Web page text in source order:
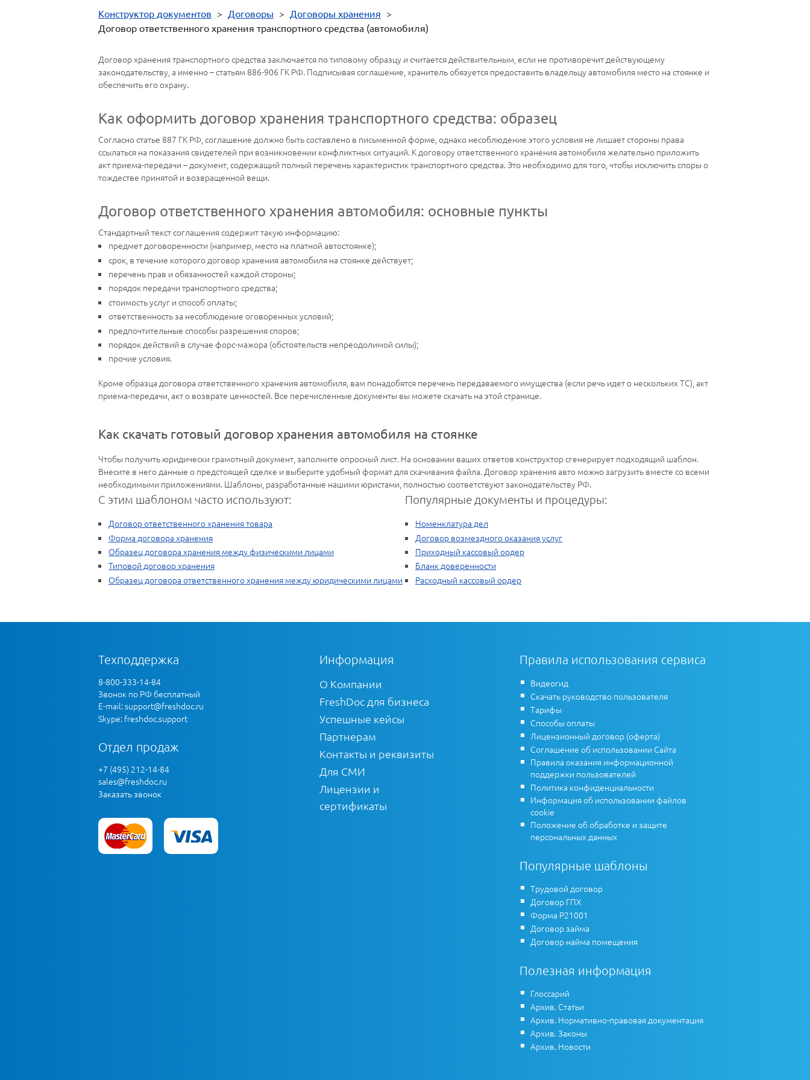
Конструктор документов > Договоры > Договоры хранения >
Договор ответственного хранения транспортного средства (автомобиля)
Договор хранения транспортного средства заключается по типовому образцу и считается действительным, если не противоречит действующему
законодательству, а именно – статьям 886-906 ГК РФ. Подписывая соглашение, хранитель обязуется предоставить владельцу автомобиля место на стоянке и
обеспечить его охрану.
Как оформить договор хранения транспортного средства: образец
Согласно статье 887 ГК РФ, соглашение должно быть составлено в письменной форме, однако несоблюдение этого условия не лишает стороны права
ссылаться на показания свидетелей при возникновении конфликтных ситуаций. К договору ответственного хранения автомобиля желательно приложить
акт приема-передачи – документ, содержащий полный перечень характеристик транспортного средства. Это необходимо для того, чтобы исключить споры о
тождестве принятой и возвращенной вещи.
Договор ответственного хранения автомобиля: основные пункты
Стандартный текст соглашения содержит такую информацию:
предмет договоренности (например, место на платной автостоянке);
срок, в течение которого договор хранения автомобиля на стоянке действует;
перечень прав и обязанностей каждой стороны;
порядок передачи транспортного средства;
стоимость услуг и способ оплаты;
ответственность за несоблюдение оговоренных условий;
предпочтительные способы разрешения споров;
порядок действий в случае форс-мажора (обстоятельств непреодолимой силы);
прочие условия.
Кроме образца договора ответственного хранения автомобиля, вам понадобятся перечень передаваемого имущества (если речь идет о нескольких ТС), акт
приема-передачи, акт о возврате ценностей. Все перечисленные документы вы можете скачать на этой странице.
Как скачать готовый договор хранения автомобиля на стоянке
Чтобы получить юридически грамотный документ, заполните опросный лист. На основании ваших ответов конструктор сгенерирует подходящий шаблон.
Внесите в него данные о предстоящей сделке и выберите удобный формат для скачивания файла. Договор хранения авто можно загрузить вместе со всеми
необходимыми приложениями. Шаблоны, разработанные нашими юристами, полностью соответствуют законодательству РФ.
С этим шаблоном часто используют:
Договор ответственного хранения товара
Форма договора хранения
Образец договора хранения между физическими лицами
Типовой договор хранения
Образец договора ответственного хранения между юридическими лицами
Популярные документы и процедуры:
Номенклатура дел
Договор возмездного оказания услуг
Приходный кассовый ордер
Бланк доверенности
Расходный кассовый ордер
Техподдержка
8-800-333-14-84
Звонок по РФ бесплатный
E-mail:support@freshdoc.ru
Skype: freshdoc.support
Отдел продаж
+7 (495) 212-14-84
sales@freshdoc.ru
Заказать звонок
Информация
О Компании
FreshDoc для бизнеса
Успешные кейсы
Партнерам
Контакты и реквизиты
Для СМИ
Лицензии и
сертификаты
Правила использования сервиса
Видеогид
Скачать руководство пользователя
Тарифы
Способы оплаты
Лицензионный договор (оферта)
Соглашение об использовании Сайта
Правила оказания информационной
поддержки пользователей
Политика конфиденциальности
Информация об использовании файлов
cookie
Положение об обработке и защите
персональных данных
Популярные шаблоны
Трудовой договор
Договор ГПХ
Форма Р21001
Договор займа
Договор найма помещения
Полезная информация
Глоссарий
Архив. Статьи
Архив. Нормативно-правовая документация
Архив. Законы
Архив. Новости